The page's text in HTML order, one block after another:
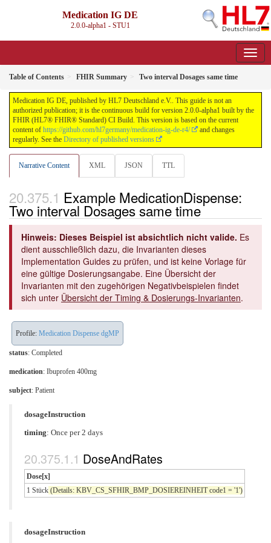
Medication IG DE
2.0.0-alpha1 - STU1
Table of Contents FHIR Summary Two interval Dosages same time
Medication IG DE, published by HL7 Deutschland e.V.. This guide is not an
authorized publication; it is the continuous build for version 2.0.0-alpha1 built by the
FHIR (HL7® FHIR® Standard) CI Build. This version is based on the current
content of https://github.com/hl7germany/medication-ig-de-r4/
and changes
regularly. See the Directory of published versions
Narrative Content XML JSON TTL
Example MedicationDispense:
Two interval Dosages same time
Hinweis: Dieses Beispiel ist absichtlich nicht valide. Es
dient ausschließlich dazu, die Invarianten dieses
Implementation Guides zu prüfen, und ist keine Vorlage für
eine gültige Dosierungsangabe. Eine Übersicht der
Invarianten mit den zugehörigen Negativbeispielen findet
sich unter Übersicht der Timing & Dosierungs-Invarianten.
Profile: Medication Dispense dgMP
status: Completed
medication: Ibuprofen 400mg
subject: Patient
dosageInstruction
timing: Once per 2 days
DoseAndRates
Dose[x]
1 Stück (Details: KBV_CS_SFHIR_BMP_DOSIEREINHEIT code1 = '1')
dosageInstruction